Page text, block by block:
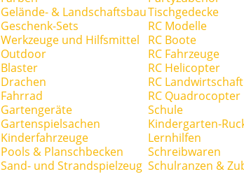
Gelände- & Landschaftsbau
Geschenk-Sets
Werkzeuge und Hilfsmittel
Outdoor
Blaster
Drachen
Fahrrad
Gartengeräte
Gartenspielsachen
Kinderfahrzeuge
Pools & Planschbecken
Sand- und Strandspielzeug
Tischgedecke
RC Modelle
RC Boote
RC Fahrzeuge
RC Helicopter
RC
RC Quadrocopter
Schule
Kindergarten-
Lernhilfen
Schreibwaren
Schulranzen &